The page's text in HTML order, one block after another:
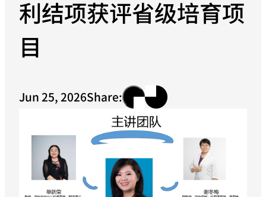
利结项获评省级培育项
目
Jun 25, 2026Share: